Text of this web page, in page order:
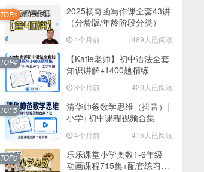
2025杨奇函写作课全套43讲
（分龄版/年龄阶段分类）
4个月前 489人已阅读
TOP3
【Katie老师】初中语法全套
知识讲解+1400题精练
3个月前 420人已阅读
TOP4
清华帅爸数学思维（抖音）|
小学+初中课程视频合集
4个月前 415人已阅读
TOP5
乐乐课堂小学奥数1-6年级
动画课程715集+配套练习册
TOP6